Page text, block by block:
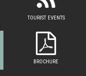
TOURIST EVENTS
BROCHURE